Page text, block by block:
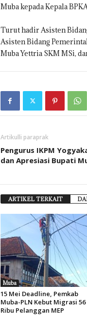
Muba kepada Kepala
Turut hadir Asisten
Asisten Bidang
Muba Yettria SKM MSi,
Artikulli paraprak
Pengurus IKPM
dan Apresiasi Bupati
ARTIKEL TERKAIT
Muba
15 Mei Deadline, Pemkab
Muba-PLN Kebut Migrasi 56
Ribu Pelanggan MEP